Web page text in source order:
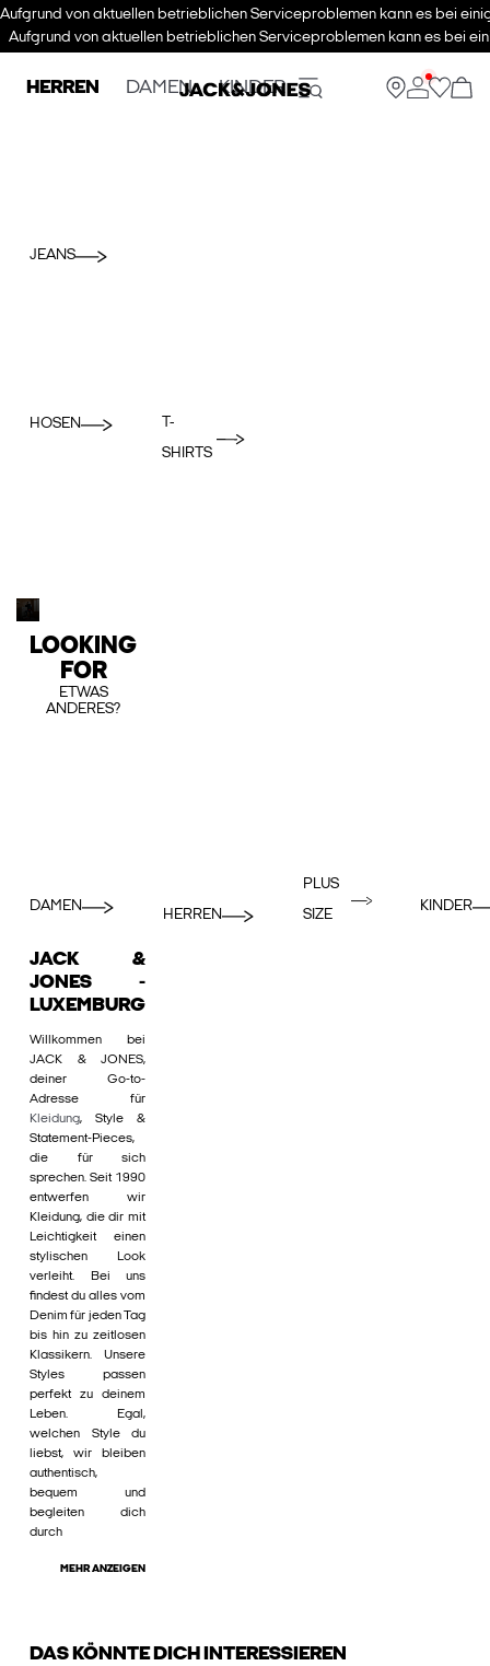
Aufgrund von aktuellen betrieblichen Serviceproblemen kann es bei
Aufgrund von aktuellen betrieblichen Serviceproblemen kann es bei
HERREN DAMEN KINDER
JEANS
HOSEN
T-
SHIRTS
LOOKING
FOR
ETWAS
ANDERES?
DAMEN
HERREN
PLUS
SIZE
KINDER
JACK &
JONES -
LUXEMBURG
Willkommen bei
JACK & JONES,
deiner Go-to-
Adresse für
Kleidung, Style &
Statement-Pieces,
die für sich
sprechen. Seit 1990
entwerfen wir
Kleidung, die dir mit
Leichtigkeit einen
stylischen Look
verleiht. Bei uns
findest du alles vom
Denim für jeden Tag
bis hin zu zeitlosen
Klassikern. Unsere
Styles passen
perfekt zu deinem
Leben. Egal,
welchen Style du
liebst, wir bleiben
authentisch,
bequem und
begleiten dich
durch
MEHR ANZEIGEN
DAS KÖNNTE DICH INTERESSIEREN